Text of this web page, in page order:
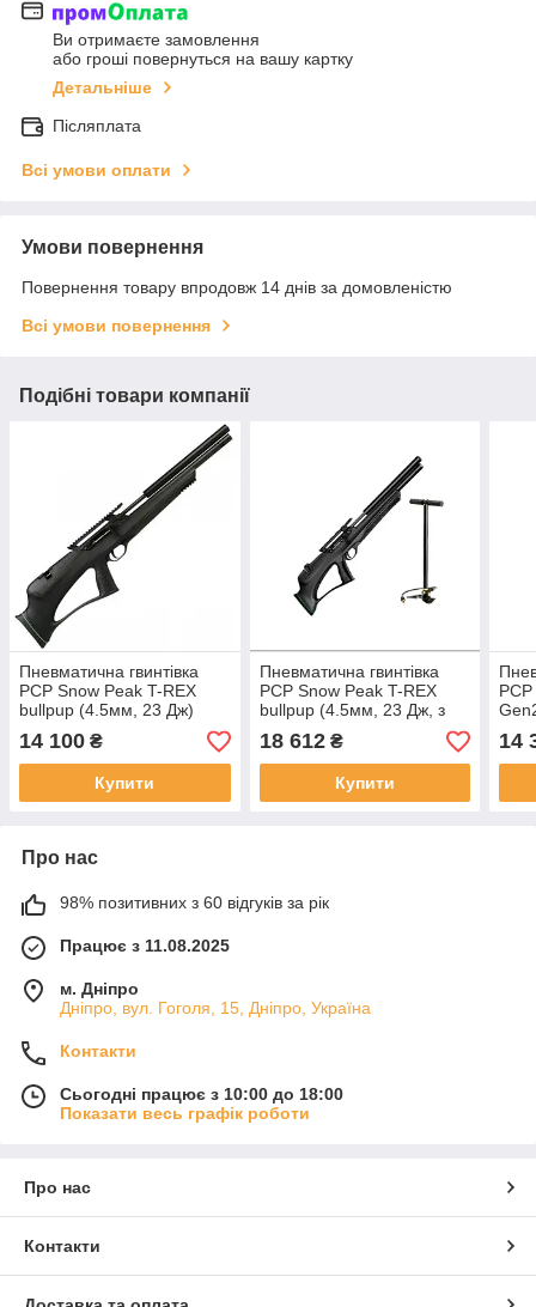
Ви отримаєте замовлення
або гроші повернуться на вашу картку
Детальніше
Післяплата
Всі умови оплати
Умови повернення
Повернення товару впродовж 14 днів за домовленістю
Всі умови повернення
Подібні товари компанії
Пневматична гвинтівка
PCP Snow Peak T-REX
bullpup (4.5мм, 23 Дж)
14 100 ₴
Купити
Пневматична гвинтівка
PCP Snow Peak T-REX
bullpup (4.5мм, 23 Дж, з
насосом SP30E)
18 612₴
Купити
14
Про нас
98% позитивних з 60 відгуків за рік
Працює з 11.08.2025
м. Дніпро
Дніпро, вул. Гоголя, 15, Дніпро, Україна
Контакти
Сьогодні працює з 10:00 до 18:00
Показати весь графік роботи
Про нас
Контакти